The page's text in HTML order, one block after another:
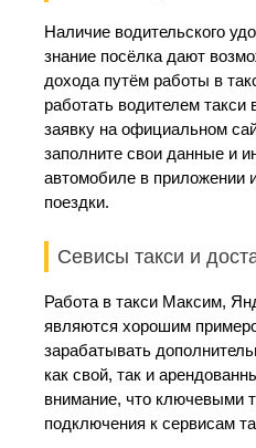
Наличие водительского
знание посёлка дают
дохода путём работы в
работать водителем такси
заявку на официальном
заполните свои данные и
автомобиле в приложении
поездки.
Севисы такси и
Работа в такси Максим,
являются хорошим
зарабатывать
как свой, так и
внимание, что ключевыми
подключения к сервисам